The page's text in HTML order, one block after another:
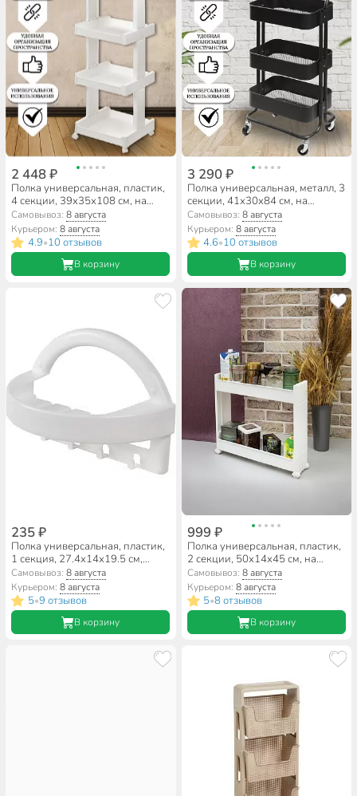
2 448 ₽
Полка универсальная, пластик,
4 секции, 39х35х108 см, на
колесах, белая, SPE34381-1
Самовывоз:8 августа
Курьером:8 августа
4.9•10 отзывов
В корзину
3 290 ₽
Полка универсальная, металл, 3
секции, 41х30х84 см, на
колесах с ручкой, черная,
SPE34192-3
Самовывоз: 8 августа
Курьером: 8 августа
4.6•10 отзывов
В корзину
235 ₽
Полка универсальная, пластик,
1 секция, 27.4х14х19.5 см,
белая, Berossi, АС 24601000
Самовывоз:8 августа
Курьером:8 августа
5•9 отзывов
В корзину
999 ₽
Полка универсальная, пластик,
2 секции, 50х14х45 см, на
колесах, белая, Idea, М 2723
Самовывоз: 8 августа
Курьером: 8 августа
5•8 отзывов
В корзину